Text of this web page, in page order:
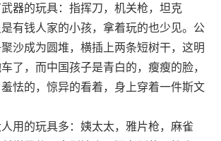
的玩具：指挥刀，机关枪，坦克
有钱人家的小孩，拿着玩的也少见。公
沙成为圆堆，横插上两条短树干，这明
了，而中国孩子是青白的，瘦瘦的脸，
怯的，惊异的看着，身上穿着一件斯文
的玩具多：姨太太，雅片枪，麻雀